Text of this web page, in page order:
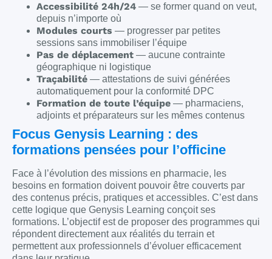
Accessibilité 24h/24 — se former quand on veut,
depuis n’importe où
Modules courts — progresser par petites
sessions sans immobiliser l’équipe
Pas de déplacement — aucune contrainte
géographique ni logistique
Traçabilité — attestations de suivi générées
automatiquement pour la conformité DPC
Formation de toute l’équipe — pharmaciens,
adjoints et préparateurs sur les mêmes contenus
Focus Genysis Learning : des
formations pensées pour l’officine
Face à l’évolution des missions en pharmacie, les
besoins en formation doivent pouvoir être couverts par
des contenus précis, pratiques et accessibles. C’est dans
cette logique que Genysis Learning conçoit ses
formations. L’objectif est de proposer des programmes qui
répondent directement aux réalités du terrain et
permettent aux professionnels d’évoluer efficacement